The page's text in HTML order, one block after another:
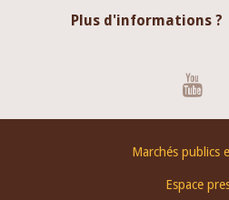
Plus d'informations ?
Marchés publics
Espace